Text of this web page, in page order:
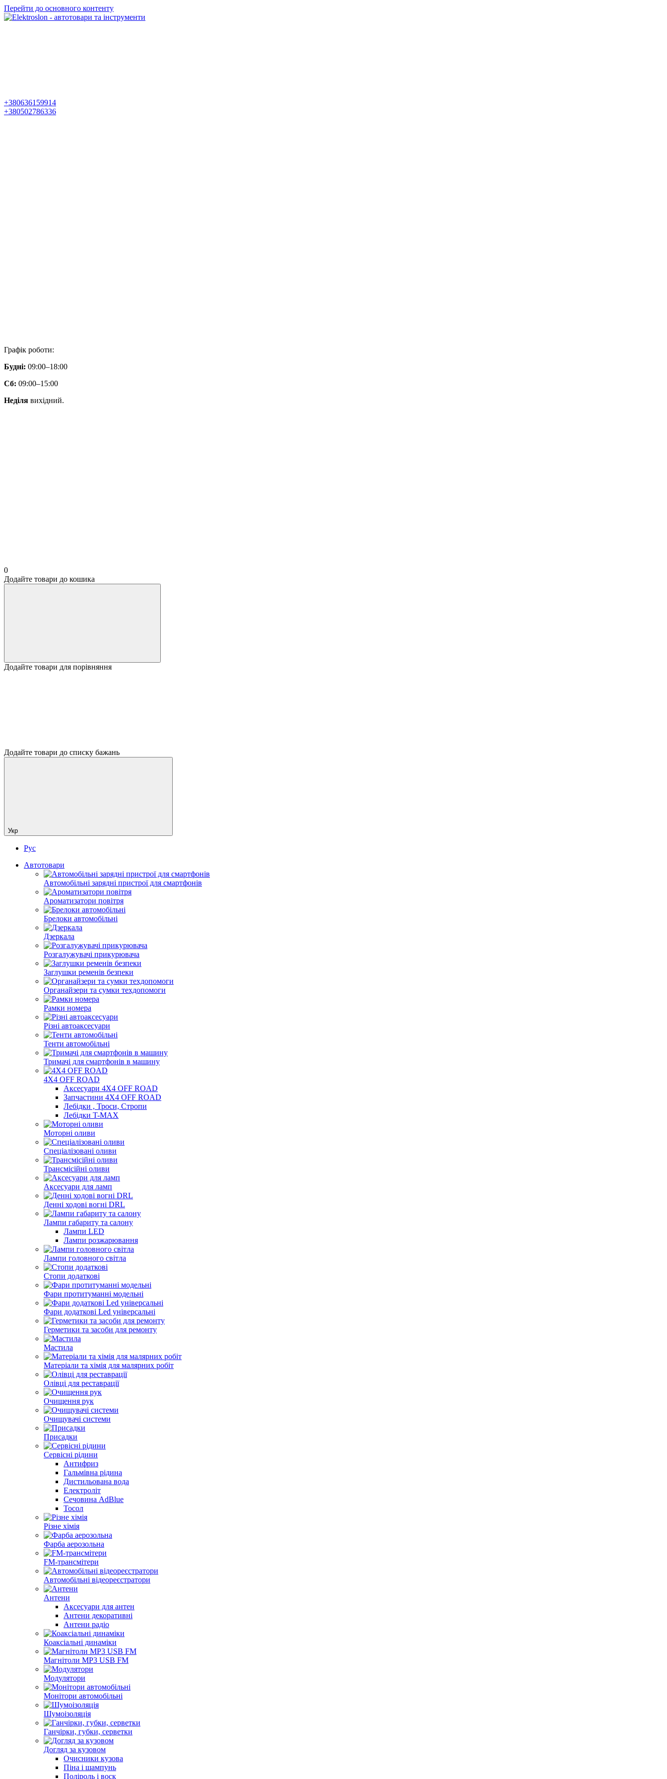
Перейти до основного контенту
+380636159914
+380502786336
Графік роботи:
Будні: 09:00–18:00
Сб: 09:00–15:00
Неділя вихідний.
0
Додайте товари до кошика
Додайте товари для порівняння
Додайте товари до списку бажань
Укр
Рус
Автотовари
Автомобільні зарядні пристрої для смартфонів
Ароматизатори повітря
Брелоки автомобільні
Дзеркала
Розгалужувачі прикурювача
Заглушки ременів безпеки
Органайзери та сумки техдопомоги
Рамки номера
Різні автоаксесуари
Тенти автомобільні
Тримачі для смартфонів в машину
4Х4 OFF ROAD
Аксесуари 4Х4 OFF ROAD
Запчастини 4Х4 OFF ROAD
Лебідки , Троси, Стропи
Лебідки T-MAX
Моторні оливи
Спеціалізовані оливи
Трансмісійні оливи
Аксесуари для ламп
Денні ходові вогні DRL
Лампи габариту та салону
Лампи LED
Лампи розжарювання
Лампи головного світла
Стопи додаткові
Фари протитуманні модельні
Фари додаткові Led універсальні
Герметики та засоби для ремонту
Мастила
Матеріали та хімія для малярних робіт
Олівці для реставрації
Очищення рук
Очищувачі системи
Присадки
Сервісні рідини
Антифриз
Гальмівна рідина
Дистильована вода
Електроліт
Сечовина AdBlue
Тосол
Різне хімія
Фарба аерозольна
FM-трансмітери
Автомобільні відеореєстратори
Антени
Аксесуари для антен
Антени декоративні
Антени радіо
Коаксіальні динаміки
Магнітоли MP3 USB FM
Модулятори
Монітори автомобільні
Шумоізоляція
Ганчірки, губки, серветки
Догляд за кузовом
Очисники кузова
Піна і шампунь
Поліроль і воск